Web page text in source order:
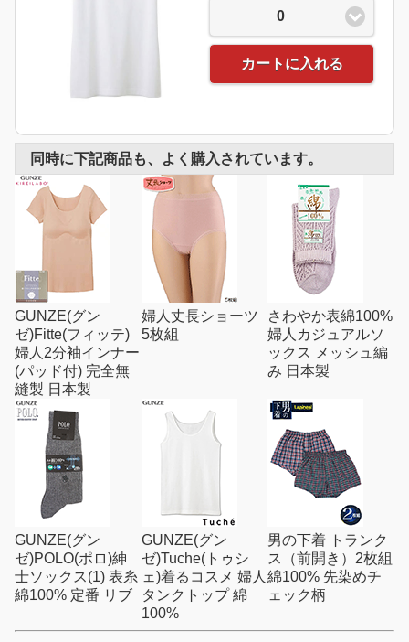
0
カートに入れる
同時に下記商品も、よく購入されています。
GUNZE(グン
ゼ)Fitte(フィッテ)
婦人2分袖インナー
(パッド付) 完全無
縫製 日本製
婦人丈長ショーツ
5枚組
さわやか表綿100%
婦人カジュアルソ
ックス メッシュ編
み 日本製
GUNZE(グン
ゼ)POLO(ポロ)紳
士ソックス(1) 表糸
綿100% 定番 リブ
GUNZE(グン
ゼ)Tuche(トゥシ
ェ)着るコスメ 婦人
タンクトップ 綿
100%
男の下着 トランク
ス（前開き）2枚組
綿100% 先染めチ
ェック柄